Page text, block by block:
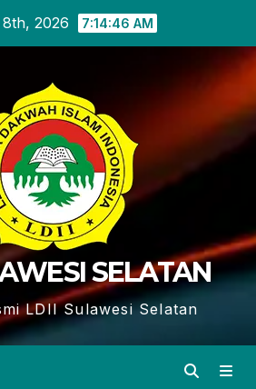
2026 7:14:47 AM
SELATAN
LDII Sulawesi Selatan